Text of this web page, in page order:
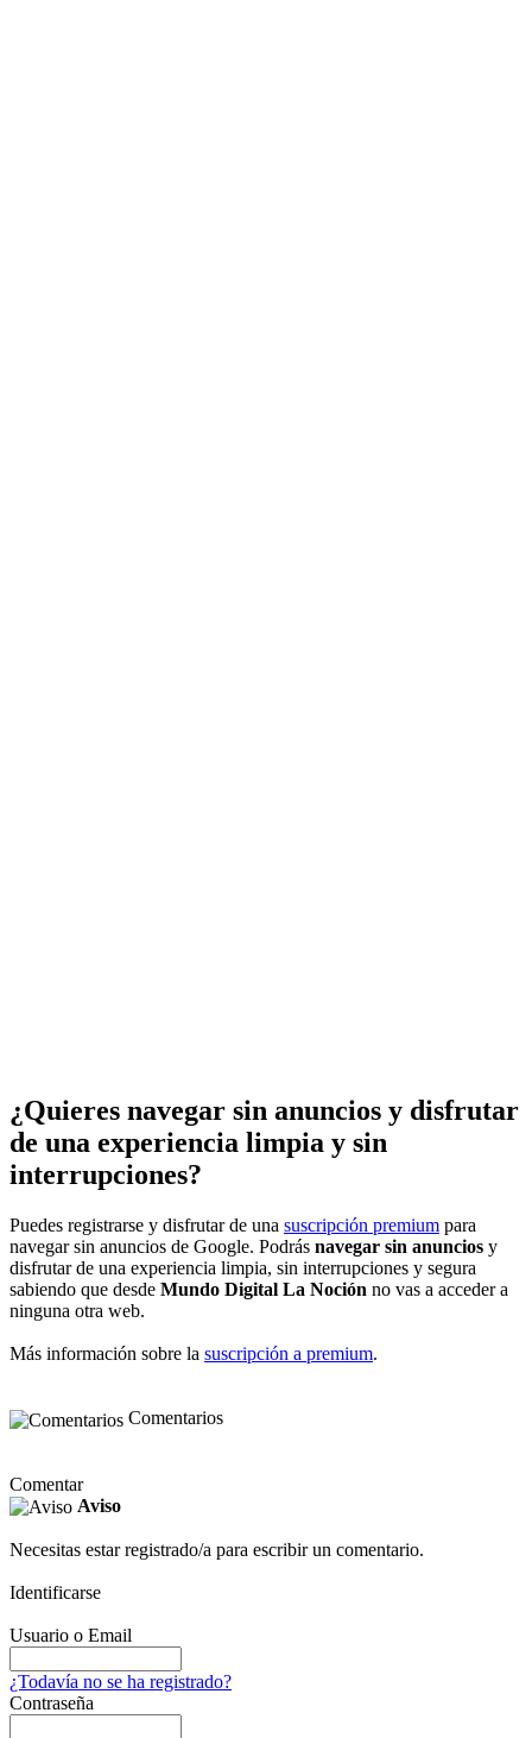
¿Quieres navegar sin anuncios y disfrutar
de una experiencia limpia y sin
interrupciones?
Puedes registrarse y disfrutar de una suscripción premium para
navegar sin anuncios de Google. Podrás navegar sin anuncios y
disfrutar de una experiencia limpia, sin interrupciones y segura
sabiendo que desde Mundo Digital La Noción no vas a acceder a
ninguna otra web.
Más información sobre la suscripción a premium.
Comentarios
Comentar
Aviso
Necesitas estar registrado/a para escribir un comentario.
Identificarse
Usuario o Email
¿Todavía no se ha registrado?
Contraseña